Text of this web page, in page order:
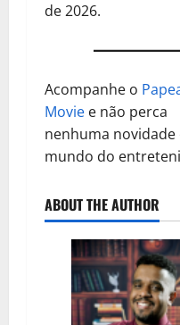
de 2026.
Acompanhe o
Movie e não perca
nenhuma novidade
mundo do
ABOUT THE AUTHOR